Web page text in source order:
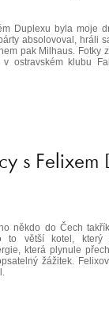
Duplexu byla moje
absolovoval, hráli
pak Milhaus. Fotky
ostravském klubu
s Felixem
někdo do Čech
to větší kotel, který
která plynule
žážitek.